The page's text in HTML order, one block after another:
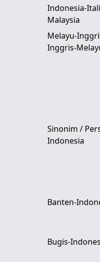
Indonesia-
Malaysia
Melayu-
Inggris-
Sinonim /
Indonesia
Banten-
Bugis-